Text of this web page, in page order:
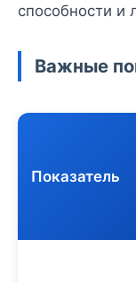
способности и
Важные
Показатель